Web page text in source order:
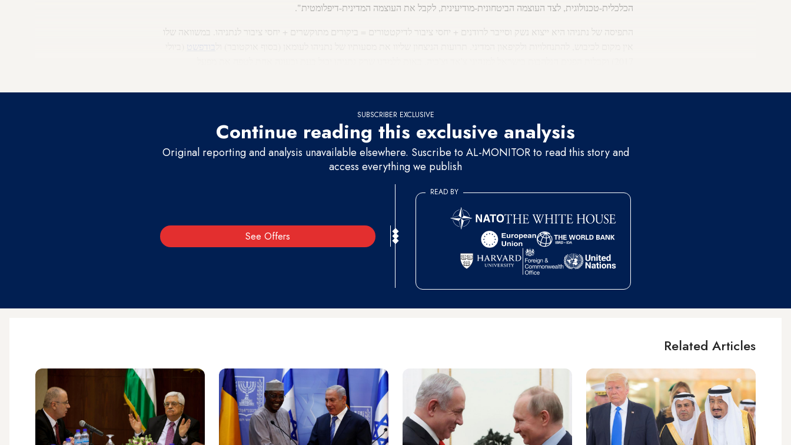
הכלכלית-טכנולוגית, לצד העוצמה הביטחונית-מודיעינית, לקבל את העוצמה המדינית-דיפלומטית".
התפיסה של נתניהו היא ייצוא נשק וסייבר לרודנים + יחסי ציבור לדיקטטורים = ביקורים מתוקשרים + יחסי ציבור לנתניהו. במשוואה שלו
בודפשט
SUBSCRIBER EXCLUSIVE
Continue reading this exclusive analysis
Original reporting and analysis unavailable elsewhere. Suscribe to AL-MONITOR to read this story and
access everything we publish
See Offers
READ BY
Related Articles